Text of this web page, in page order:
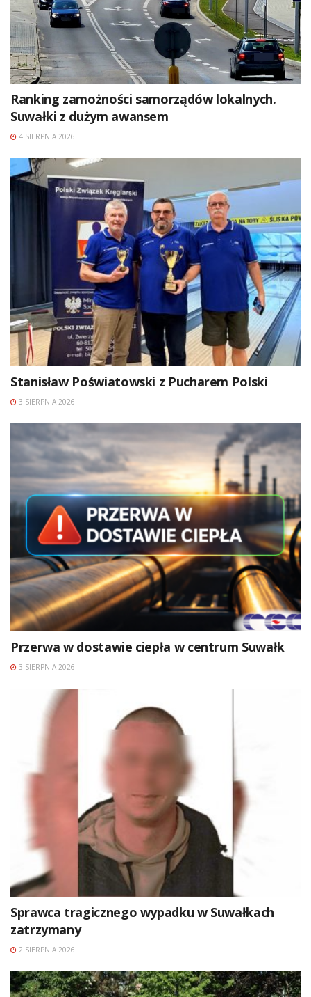
Ranking zamożności samorządów lokalnych.
Suwałki z dużym awansem
4 SIERPNIA 2026
Stanisław Poświatowski z Pucharem Polski
3 SIERPNIA 2026
Przerwa w dostawie ciepła w centrum Suwałk
3 SIERPNIA 2026
Sprawca tragicznego wypadku w Suwałkach
zatrzymany
2 SIERPNIA 2026